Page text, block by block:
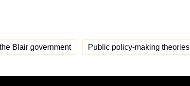
the Blair government Public policy-making theories